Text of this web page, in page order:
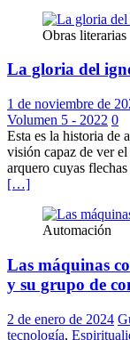
Obras literarias
La gloria del
1 de noviembre de
Volumen 5 - 2022 0
Esta es la historia de
visión capaz de ver
arquero cuyas
[…]
Automación
Las máquinas
y su grupo de
2 de enero de 2024
tecnología,